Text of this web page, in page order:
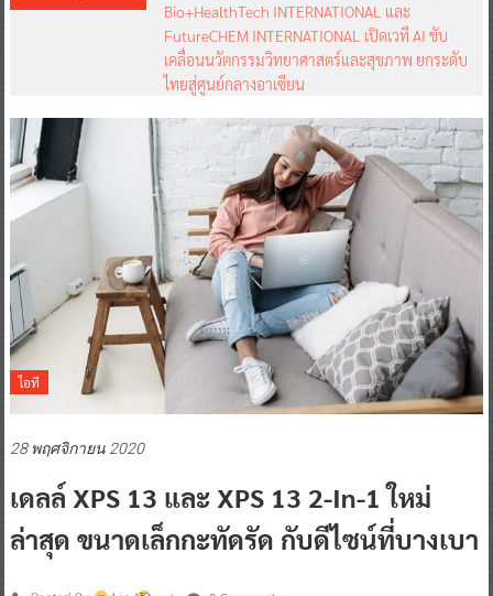
Bio+HealthTech INTERNATIONAL และ
FutureCHEM INTERNATIONAL เปิดเวที AI ขับ
เคลื่อนนวัตกรรมวิทยาศาสตร์และสุขภาพ ยกระดับ
ไทยสู่ศูนย์กลางอาเซียน
ไอที
28 พฤศจิกายน 2020
เดลล์ XPS 13 และ XPS 13 2-In-1 ใหม่
ล่าสุด ขนาดเล็กกะทัดรัด กับดีไซน์ที่บางเบา